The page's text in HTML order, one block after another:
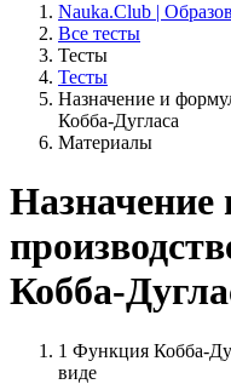
Nauka.Club |
Все тесты
Тесты
Тесты
Назначение и
Кобба-Дугласа
Материалы
Кобба-
1 Функция Кобба-
виде